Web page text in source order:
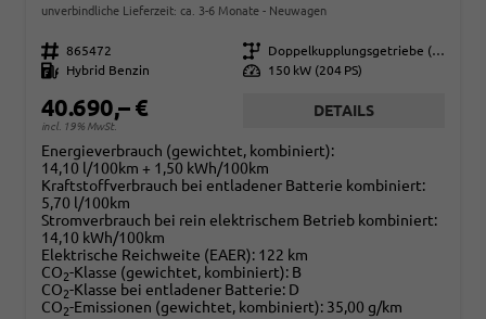
unverbindliche Lieferzeit: ca. 3-6 Monate Neuwagen
Fahrzeugnr. 865472 Getriebe
Doppelkupplungsgetriebe (DSG)
Kraftstoff
Hybrid Benzin Leistung 150 kW (204 PS)
40.690,– €
incl. 19% MwSt.
DETAILS
Energieverbrauch (gewichtet, kombiniert):
14,10 l/100km + 1,50 kWh/100km
Kraftstoffverbrauch bei entladener Batterie kombiniert:
5,70 l/100km
Stromverbrauch bei rein elektrischem Betrieb kombiniert:
14,10 kWh/100km
Elektrische Reichweite (EAER): 122 km
CO2-Klasse (gewichtet, kombiniert): B
CO2-Klasse bei entladener Batterie: D
CO2-Emissionen (gewichtet, kombiniert): 35,00 g/km